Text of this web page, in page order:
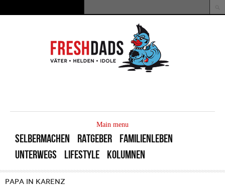
Suchformular
Main menu
SELBERMACHEN RATGEBER
FAMILIENLEBEN
UNTERWEGS
LIFESTYLE KOLUMNEN
PAPA IN KARENZ